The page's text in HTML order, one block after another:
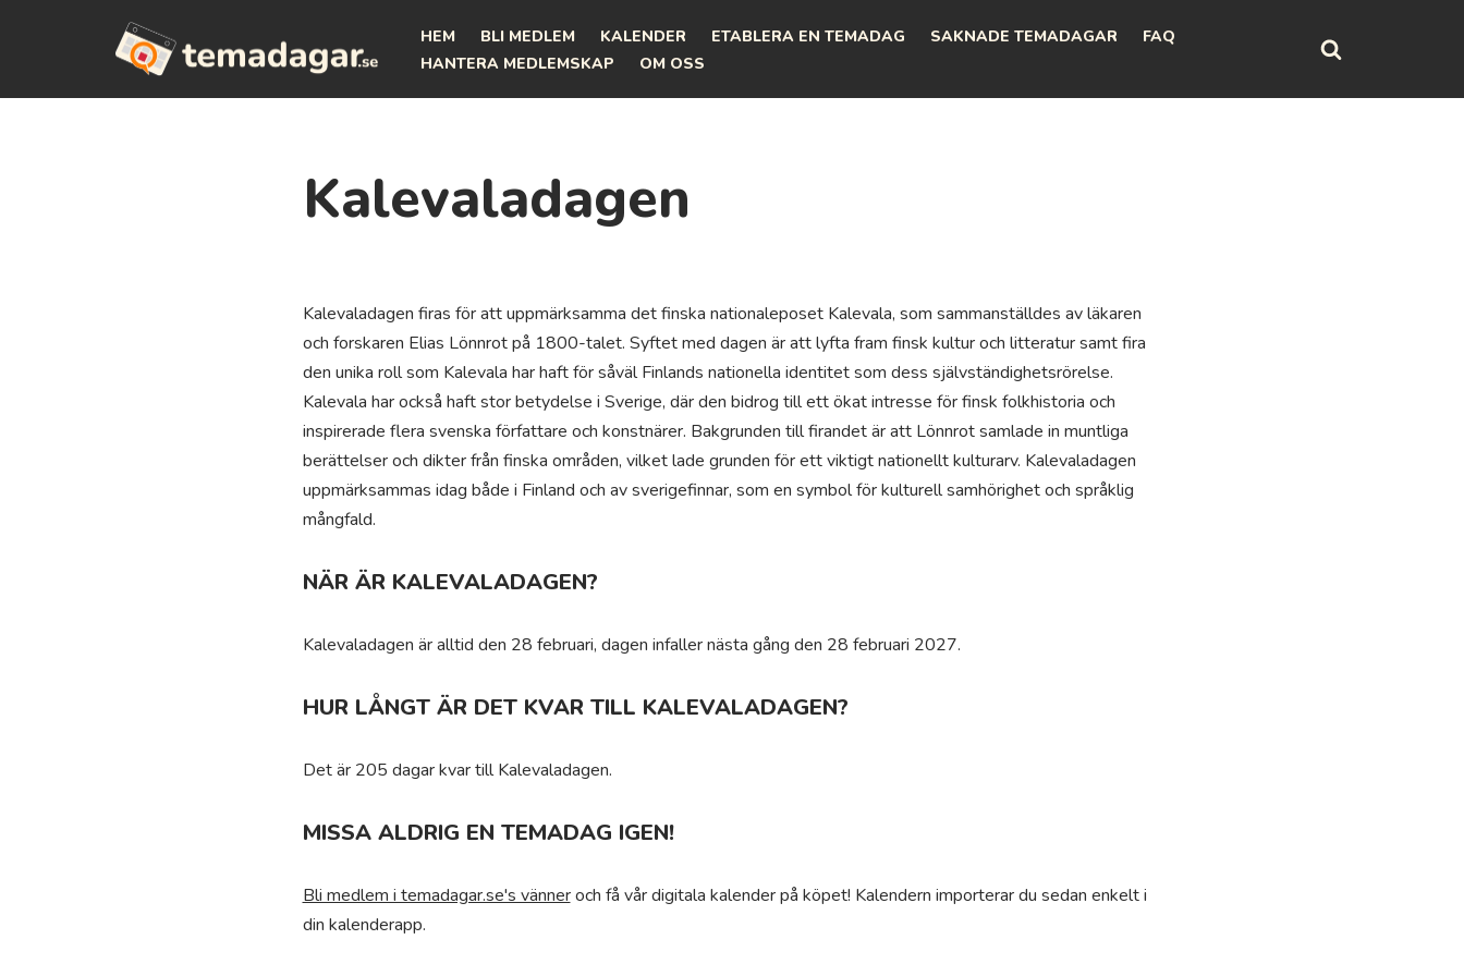
HEM BLI MEDLEM KALENDER ETABLERA EN TEMADAG SAKNADE TEMADAGAR
FAQ
HANTERA MEDLEMSKAP
OM OSS
Kalevaladagen
Kalevaladagen firas för att uppmärksamma det finska nationaleposet Kalevala, som sammanställdes av läkaren
och forskaren Elias Lönnrot på 1800-talet. Syftet med dagen är att lyfta fram finsk kultur och litteratur samt fira
den unika roll som Kalevala har haft för såväl Finlands nationella identitet som dess självständighetsrörelse.
Kalevala har också haft stor betydelse i Sverige, där den bidrog till ett ökat intresse för finsk folkhistoria och
inspirerade flera svenska författare och konstnärer. Bakgrunden till firandet är att Lönnrot samlade in muntliga
berättelser och dikter från finska områden, vilket lade grunden för ett viktigt nationellt kulturarv. Kalevaladagen
uppmärksammas idag både i Finland och av sverigefinnar, som en symbol för kulturell samhörighet och språklig
mångfald.
NÄR ÄR KALEVALADAGEN?
Kalevaladagen är alltid den 28 februari, dagen infaller nästa gång den 28 februari 2027.
HUR LÅNGT ÄR DET KVAR TILL KALEVALADAGEN?
Det är 205 dagar kvar till Kalevaladagen.
MISSA ALDRIG EN TEMADAG IGEN!
Bli medlem i temadagar.se's vänneroch få vår digitala kalender på köpet! Kalendern importerar du sedan enkelt i
din kalenderapp.